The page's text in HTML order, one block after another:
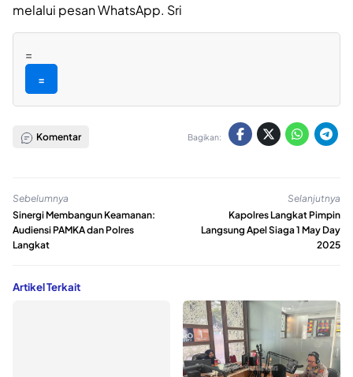
melalui pesan WhatsApp. Sri
=
=
Komentar Bagikan:
Sebelumnya
Sinergi Membangun Keamanan:
Audiensi PAMKA dan Polres
Langkat
Selanjutnya
Kapolres Langkat Pimpin
Langsung Apel Siaga 1 May Day
2025
Artikel Terkait